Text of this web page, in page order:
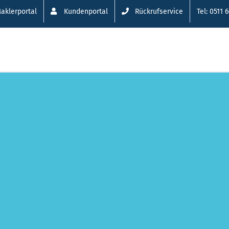
Kundenportal Rückrufservice Tel: 0511